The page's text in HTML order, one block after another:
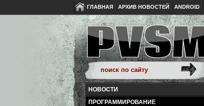
ГЛАВНАЯ АРХИВ НОВОСТЕЙ ANDROID
НОВОСТИ
ПРОГРАММИРОВАНИЕ